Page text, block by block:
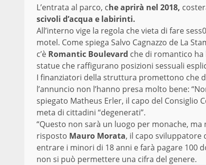
L’entrata al parco, che aprirà nel 2018,
scivoli d’acqua e labirinti.
All’interno vige la regola che vieta di fare
motel. Come spiega Salvo Cagnazzo de La
c’è Romantic Boulevard che di romantico ha
statue che raffigurano posizioni sessuali
I finanziatori della struttura promettono che
l’annuncio non l’hanno presa molto bene:
spiegato Matheus Erler, il capo del Consiglio
meta di cittadini “degenerati”.
“Questo non sarà un luogo per monache,
risposto Mauro Morata, il capo sviluppatore
entrare i minori di 18 anni e farà pagare 100
non si può permettere una cifra del genere.